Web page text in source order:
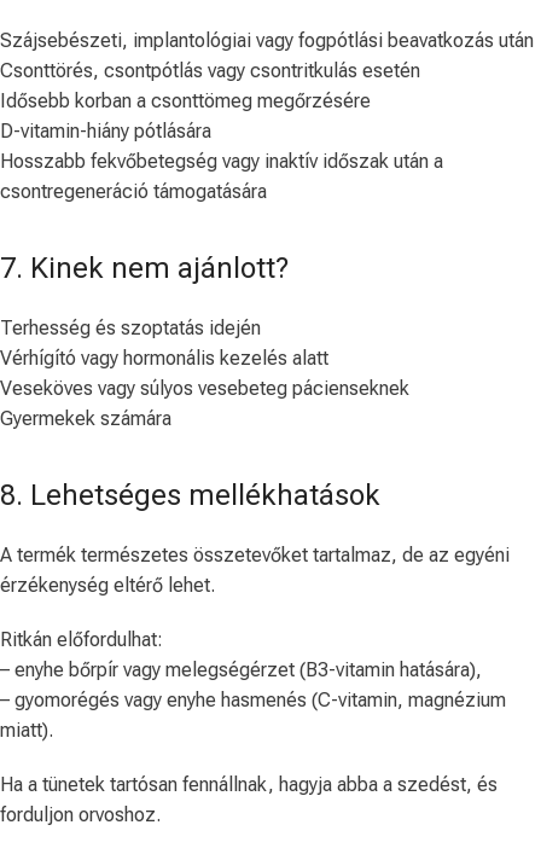
Szájsebészeti, implantológiai vagy fogpótlási beavatkozás után
Csonttörés, csontpótlás vagy csontritkulás esetén
Idősebb korban a csonttömeg megőrzésére
D-vitamin-hiány pótlására
Hosszabb fekvőbetegség vagy inaktív időszak után a
csontregeneráció támogatására
7. Kinek nem ajánlott?
Terhesség és szoptatás idején
Vérhígító vagy hormonális kezelés alatt
Veseköves vagy súlyos vesebeteg pácienseknek
Gyermekek számára
8. Lehetséges mellékhatások
A termék természetes összetevőket tartalmaz, de az egyéni
érzékenység eltérő lehet.
Ritkán előfordulhat:
– enyhe bőrpír vagy melegségérzet (B3-vitamin hatására),
– gyomorégés vagy enyhe hasmenés (C-vitamin, magnézium
miatt).
Ha a tünetek tartósan fennállnak, hagyja abba a szedést, és
forduljon orvoshoz.